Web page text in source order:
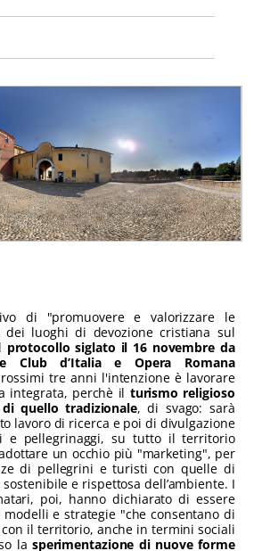
di "promuovere e valorizzare le
luoghi di devozione cristiana sul
protocollo siglato il 16 novembre da
Club d’Italia e Opera Romana
tre anni l'intenzione è lavorare
integrata, perchè il turismo religioso
quello tradizionale, di svago: sarà
lavoro di ricerca e poi di divulgazione
e pellegrinaggi, su tutto il territorio
un occhio più "marketing", per
di pellegrini e turisti con quelle di
e rispettosa dell’ambiente. I
poi, hanno dichiarato di essere
e strategie "che consentano di
il territorio, anche in termini sociali
la sperimentazione di nuove forme